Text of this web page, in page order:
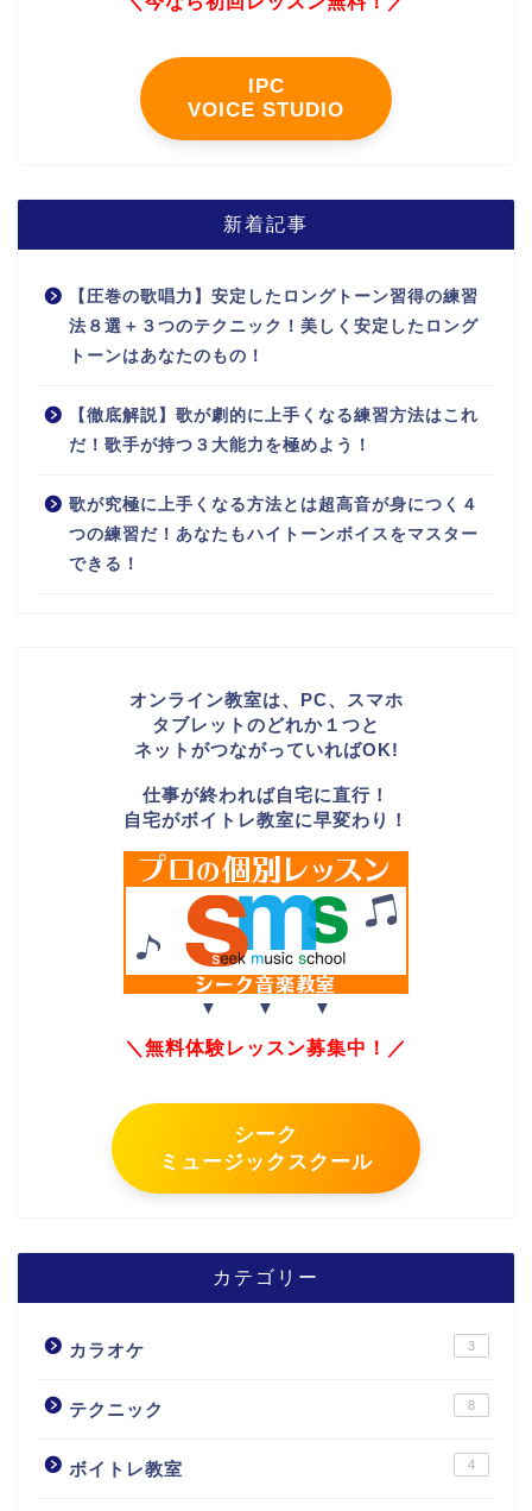
IPC
VOICE STUDIO
新着記事
【圧巻の歌唱力】安定したロングトーン習得の練習
法８選＋３つのテクニック！美しく安定したロング
トーンはあなたのもの！
【徹底解説】歌が劇的に上手くなる練習方法はこれ
だ！歌手が持つ３大能力を極めよう！
歌が究極に上手くなる方法とは超高音が身につく４
つの練習だ！あなたもハイトーンボイスをマスター
できる！
オンライン教室は、PC、スマホ
タブレットのどれか１つと
ネットがつながっていればOK!
仕事が終われば自宅に直行！
自宅がボイトレ教室に早変わり！
▼ ▼ ▼
＼無料体験レッスン募集中！／
シーク
ミュージックスクール
カテゴリー
カラオケ 3
テクニック 8
ボイトレ教室 4